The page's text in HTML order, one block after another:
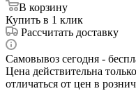
В корзину
Купить в 1 клик
Рассчитать доставку
Самовывоз сегодня -
Цена действительна
отличаться от цен в